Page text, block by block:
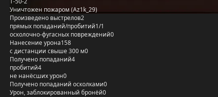
Уничтожен пожаром (Az1k_29)
Произведено выстрелов2
прямых попаданий/пробитий1/1
осколочно-фугасных повреждений0
Нанесение урона158
с дистанции свыше 300 м0
Получено попаданий4
пробитий4
не нанёсших урон0
Получено попаданий осколками0
Урон, заблокированный бронёй0